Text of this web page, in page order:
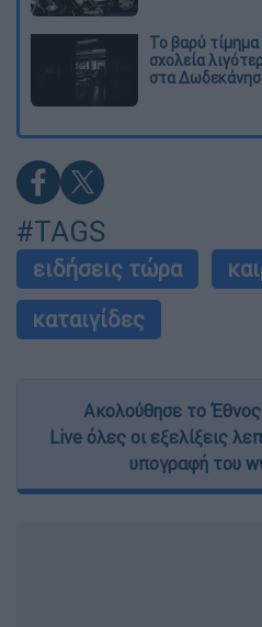
Το βαρύ
σχολεία
στα
#TAGS
ειδήσεις τώρα
καταιγίδες
Ακολούθησε το
Live όλες οι εξελίξεις
υπογραφή του